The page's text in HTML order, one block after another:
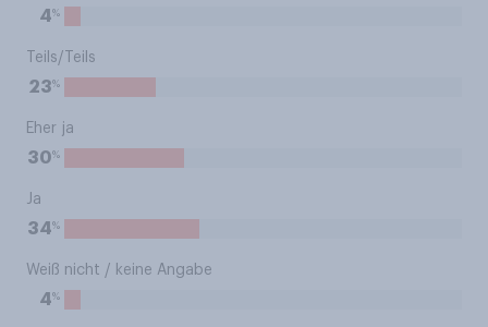
4%
Teils/Teils
23%
Eher ja
30%
Ja
34%
Weiß nicht / keine Angabe
4%